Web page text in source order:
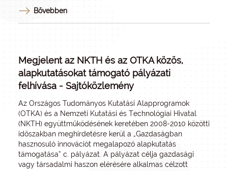
Bővebben
Megjelent az NKTH és az OTKA közös,
alapkutatásokat támogató pályázati
felhívása - Sajtóközlemény
Az Országos Tudományos Kutatási Alapprogramok
(OTKA) és a Nemzeti Kutatási és Technológiai Hivatal
(NKTH) együttműködésének keretében 2008-2010 közötti
időszakban meghirdetésre kerül a „Gazdaságban
hasznosuló innovációt megalapozó alapkutatás
támogatása” c. pályázat. A pályázat célja gazdasági
vagy társadalmi haszon elérésére alkalmas célzott